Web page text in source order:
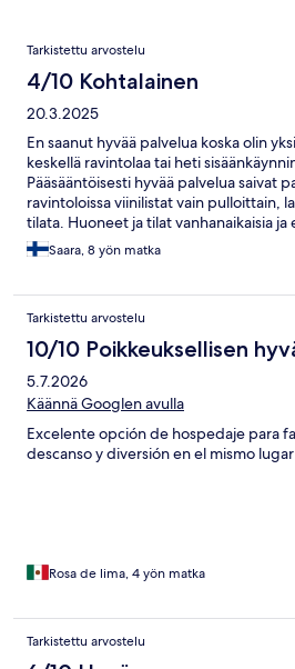
Arvostelut
Tarkistettu arvostelu
4/10 Kohtalainen
20.3.2025
En saanut hyvää palvelua koska olin
keskellä ravintolaa tai heti
Pääsääntöisesti hyvää palvelua saivat
ravintoloissa viinilistat vain pulloittain,
tilata. Huoneet ja tilat vanhanaikaisia ja
Saara, 8 yön matka
Tarkistettu arvostelu
10/10 Poikkeuksellisen
5.7.2026
Käännä Googlen avulla
Excelente opción de hospedaje para
descanso y diversión en el mismo lugar
Rosa de lima, 4 yön matka
Tarkistettu arvostelu